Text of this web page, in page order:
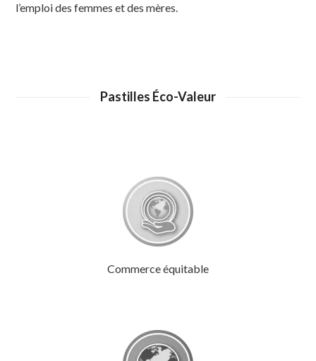
l’emploi des femmes et des mères.
Pastilles Éco-Valeur
Commerce équitable